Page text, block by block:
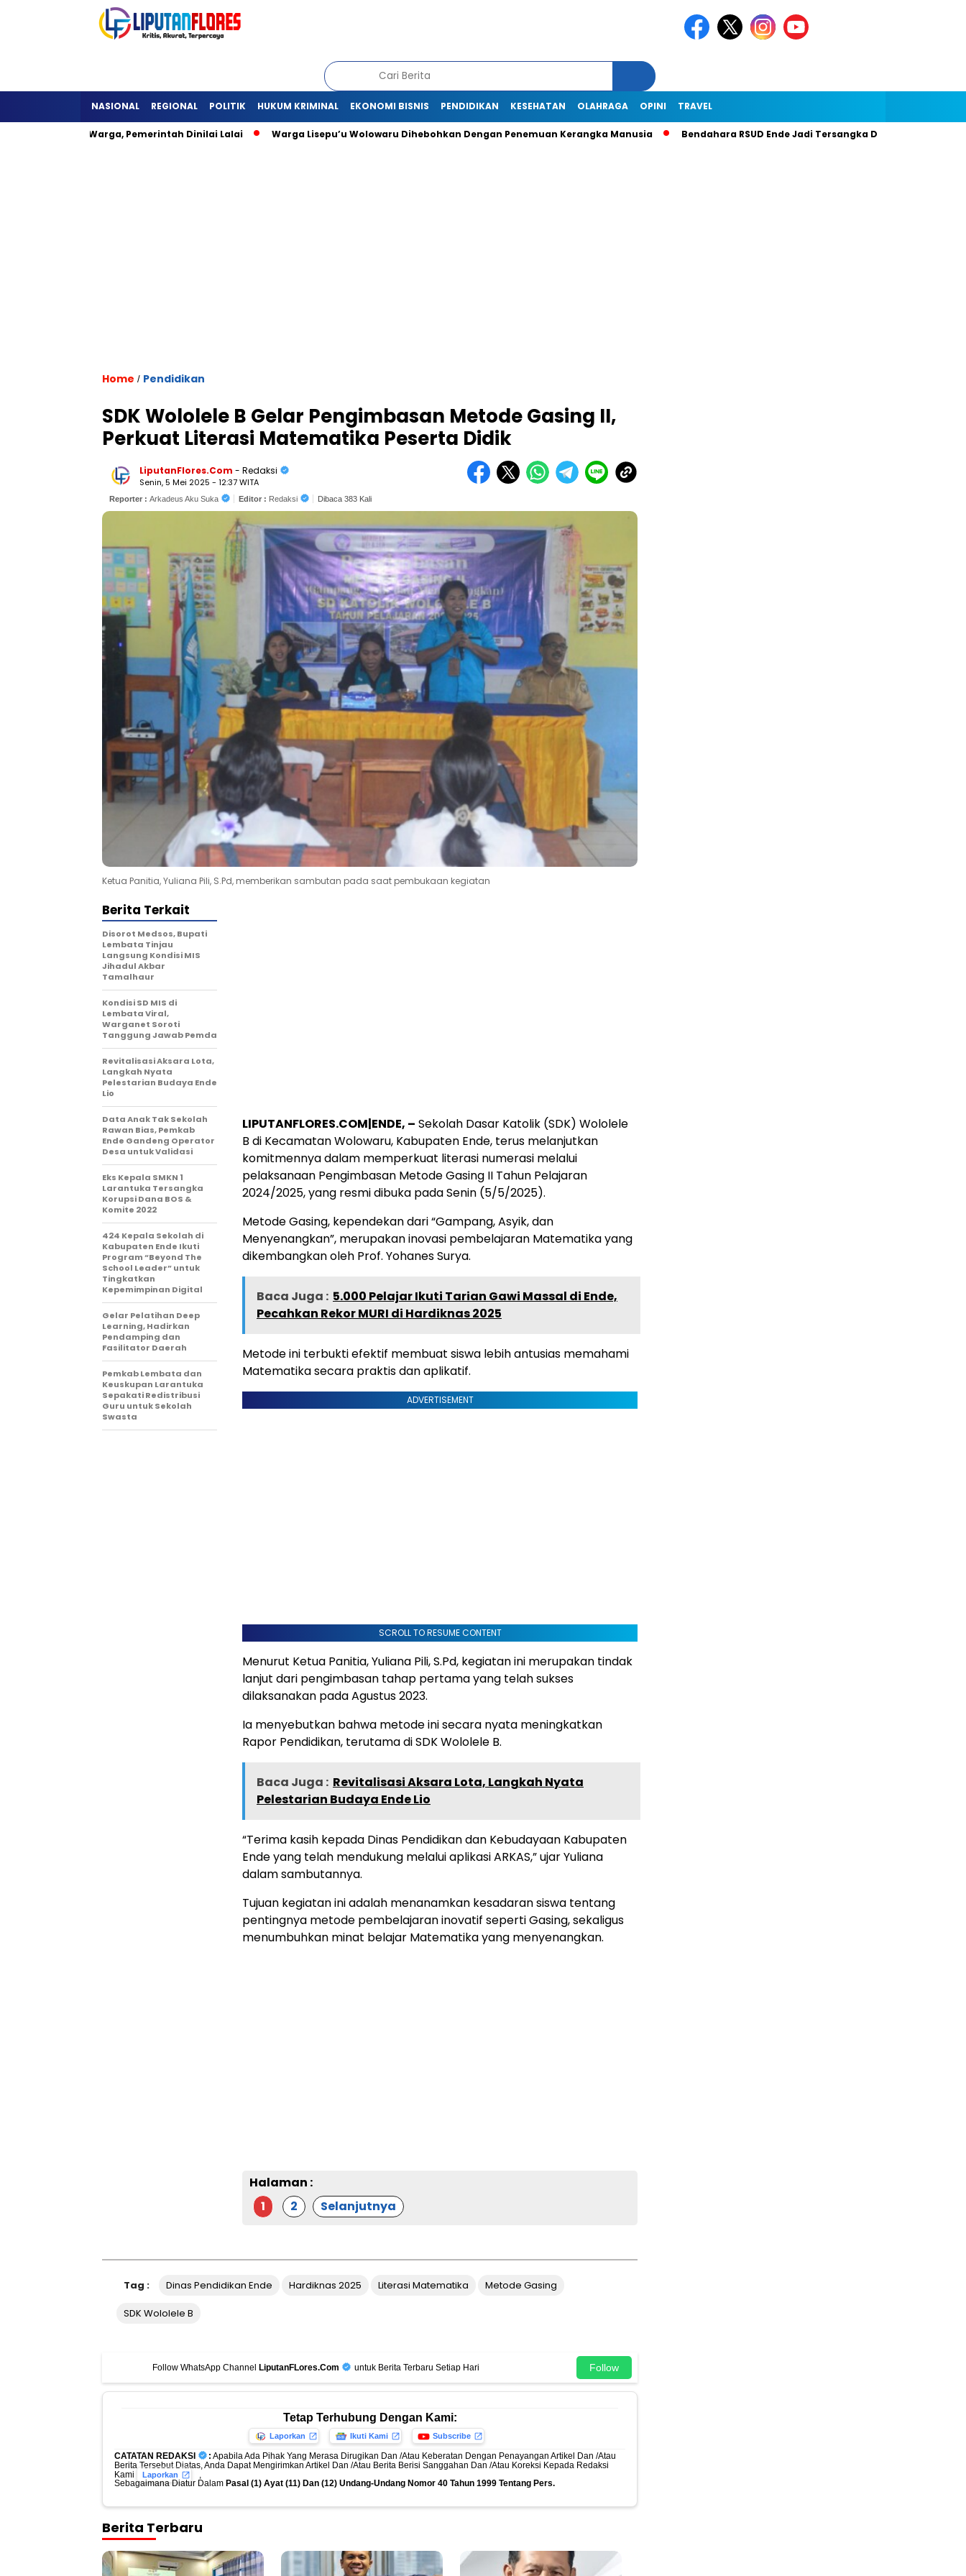
NASIONAL REGIONAL POLITIK HUKUM KRIMINAL EKONOMI BISNIS PENDIDIKAN KESEHATAN OLAHRAGA OPINI TRAVEL
Warga, Pemerintah Dinilai Lalai Warga Lisepu’u Wolowaru Dihebohkan Dengan Penemuan Kerangka Manusia Bendahara RSUD Ende Jadi Tersangka Dugaan Korupsi Rp1,9
Home / Pendidikan
SDK Wololele B Gelar Pengimbasan Metode Gasing II,
Perkuat Literasi Matematika Peserta Didik
LiputanFlores.Com - Redaksi
Senin, 5 Mei 2025 - 12:37 WITA
Reporter : Arkadeus Aku Suka Editor : Redaksi Dibaca 383 Kali
Ketua Panitia, Yuliana Pili, S.Pd, memberikan sambutan pada saat pembukaan kegiatan
LIPUTANFLORES.COM|ENDE, – Sekolah Dasar Katolik (SDK) Wololele
B di Kecamatan Wolowaru, Kabupaten Ende, terus melanjutkan
komitmennya dalam memperkuat literasi numerasi melalui
pelaksanaan Pengimbasan Metode Gasing II Tahun Pelajaran
2024/2025, yang resmi dibuka pada Senin (5/5/2025).
Metode Gasing, kependekan dari “Gampang, Asyik, dan
Menyenangkan”, merupakan inovasi pembelajaran Matematika yang
dikembangkan oleh Prof. Yohanes Surya.
Baca Juga : 5.000 Pelajar Ikuti Tarian Gawi Massal di Ende,
Pecahkan Rekor MURI di Hardiknas 2025
Metode ini terbukti efektif membuat siswa lebih antusias memahami
Matematika secara praktis dan aplikatif.
ADVERTISEMENT
SCROLL TO RESUME CONTENT
Menurut Ketua Panitia, Yuliana Pili, S.Pd, kegiatan ini merupakan tindak
lanjut dari pengimbasan tahap pertama yang telah sukses
dilaksanakan pada Agustus 2023.
Ia menyebutkan bahwa metode ini secara nyata meningkatkan
Rapor Pendidikan, terutama di SDK Wololele B.
Baca Juga : Revitalisasi Aksara Lota, Langkah Nyata
Pelestarian Budaya Ende Lio
“Terima kasih kepada Dinas Pendidikan dan Kebudayaan Kabupaten
Ende yang telah mendukung melalui aplikasi ARKAS,” ujar Yuliana
dalam sambutannya.
Tujuan kegiatan ini adalah menanamkan kesadaran siswa tentang
pentingnya metode pembelajaran inovatif seperti Gasing, sekaligus
menumbuhkan minat belajar Matematika yang menyenangkan.
Halaman :
1
2 Selanjutnya
Berita Terkait
Disorot Medsos, Bupati
Lembata Tinjau
Langsung Kondisi MIS
Jihadul Akbar
Tamalhaur
Kondisi SD MIS di
Lembata Viral,
Warganet Soroti
Tanggung Jawab Pemda
Revitalisasi Aksara Lota,
Langkah Nyata
Pelestarian Budaya Ende
Lio
Data Anak Tak Sekolah
Rawan Bias, Pemkab
Ende Gandeng Operator
Desa untuk Validasi
Eks Kepala SMKN 1
Larantuka Tersangka
Korupsi Dana BOS &
Komite 2022
424 Kepala Sekolah di
Kabupaten Ende Ikuti
Program “Beyond The
School Leader” untuk
Tingkatkan
Kepemimpinan Digital
Gelar Pelatihan Deep
Learning, Hadirkan
Pendamping dan
Fasilitator Daerah
Pemkab Lembata dan
Keuskupan Larantuka
Sepakati Redistribusi
Guru untuk Sekolah
Swasta
Tag : Dinas Pendidikan Ende Hardiknas 2025 Literasi Matematika Metode Gasing
SDK Wololele B
Follow WhatsApp Channel LiputanFLores.Com untuk Berita Terbaru Setiap Hari Follow
Tetap Terhubung Dengan Kami:
Laporkan Ikuti Kami Subscribe
CATATAN REDAKSI : Apabila Ada Pihak Yang Merasa Dirugikan Dan /Atau Keberatan Dengan Penayangan Artikel Dan /Atau
Berita Tersebut Diatas, Anda Dapat Mengirimkan Artikel Dan /Atau Berita Berisi Sanggahan Dan /Atau Koreksi Kepada Redaksi
Kami
Laporkan
,
Sebagaimana Diatur Dalam Pasal (1) Ayat (11) Dan (12) Undang-Undang Nomor 40 Tahun 1999 Tentang Pers.
Berita Terbaru